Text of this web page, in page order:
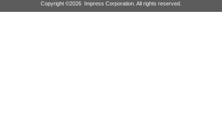
Copyright ©2026 Impress Corporation. All rights reserved.